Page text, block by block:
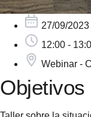
27/09/2023
12:00 -
Webinar -
Objetivos